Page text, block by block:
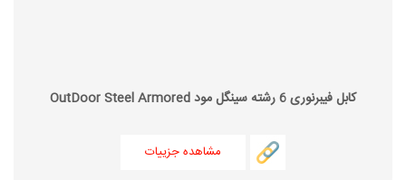
کابل فیبرنوری 6 رشته سینگل مود OutDoor Steel Armored
مشاهده جزییات